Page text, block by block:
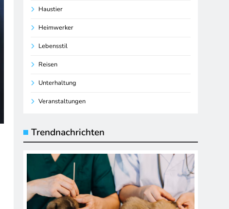
Haustier
Heimwerker
Lebensstil
Reisen
Unterhaltung
Veranstaltungen
Trendnachrichten